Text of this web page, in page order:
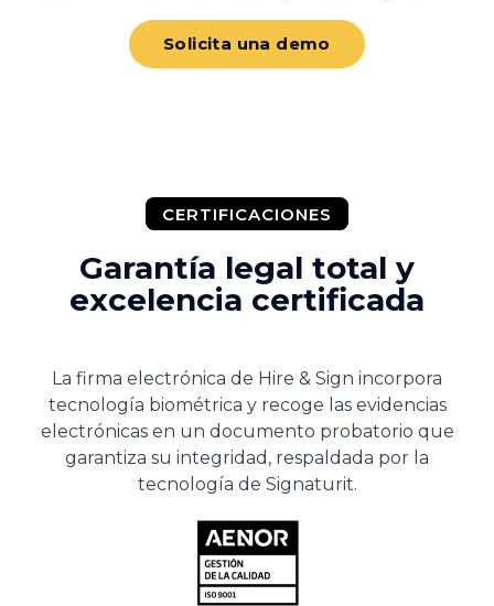
Solicita una demo
CERTIFICACIONES
Garantía legal total y
excelencia certificada
La firma electrónica de Hire & Sign incorpora
tecnología biométrica y recoge las evidencias
electrónicas en un documento probatorio que
garantiza su integridad, respaldada por la
tecnología de Signaturit.